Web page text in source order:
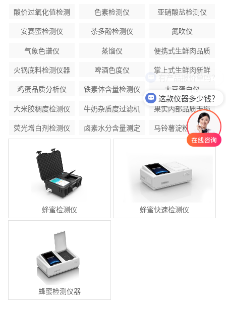
酸价过氧化值检测
仪
色素检测仪
亚硝酸盐检测仪
安赛蜜检测仪
茶多酚检测仪
氮吹仪
气象色谱仪
蒸馏仪
便携式生鲜肉品质
分析仪
火锅底料检测仪器 啤酒色度仪
掌上式生鲜肉新鲜
度分析仪
鸡蛋品质分析仪 铁素体含量检测仪
大豆蛋白仪
大米胶稠度检测仪
牛奶杂质度过滤机
果实内部品质无损
检测仪
荧光增白剂检测仪
卤素水分含量测定
马铃薯淀粉含量测
定仪
蜂蜜检测仪 蜂蜜快速检测仪
蜂蜜检测仪器
有产品报价单吗？
这款仪器多少钱？